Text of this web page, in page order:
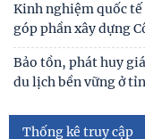
Kinh nghiệm quốc tế
góp phần xây dựng
Bảo tồn, phát huy
du lịch bền vững ở
Thống kê truy cập